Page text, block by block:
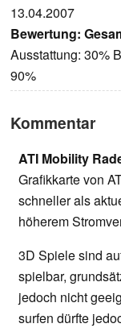
13.04.2007
Bewertung:
Ausstattung: 30%
90%
Kommentar
ATI Mobility
Grafikkarte von
schneller als
höherem
3D Spiele sind
spielbar,
jedoch nicht
surfen dürfte